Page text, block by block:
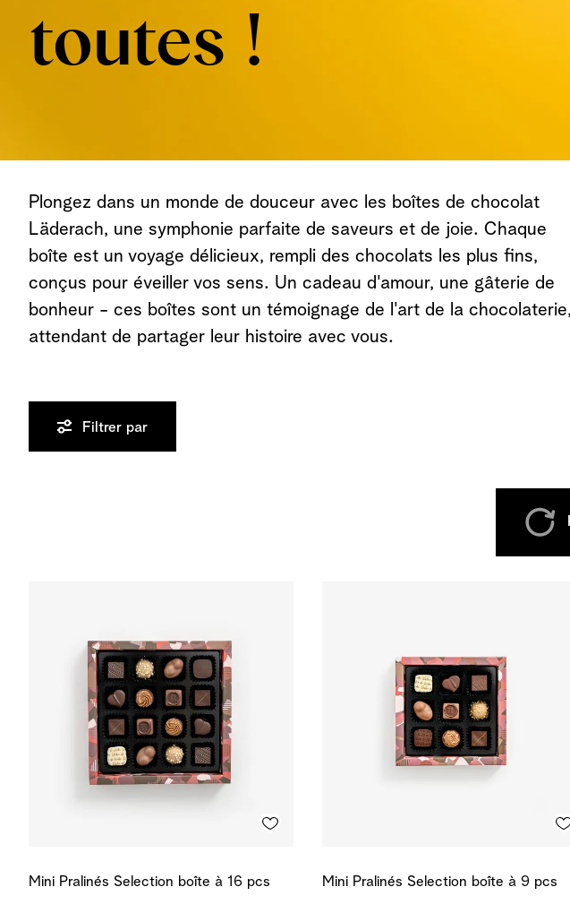
toutes !
Plongez dans un monde de douceur avec les boîtes de chocolat
Läderach, une symphonie parfaite de saveurs et de joie. Chaque
boîte est un voyage délicieux, rempli des chocolats les plus fins,
conçus pour éveiller vos sens. Un cadeau d'amour, une gâterie de
bonheur - ces boîtes sont un témoignage de l'art de la chocolaterie,
attendant de partager leur histoire avec vous.
Filtrer par
Mini Pralinés Selection boîte à 16 pcs Mini Pralinés Selection boîte à 9 pcs